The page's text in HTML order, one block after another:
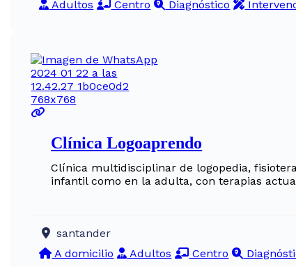
Adultos
Centro Diagnóstico
Clínica Logoaprendo
Clínica multidisciplinar de logopedia,
infantil como en la adulta, con terapias
santander
A domicilio
Adultos Centro